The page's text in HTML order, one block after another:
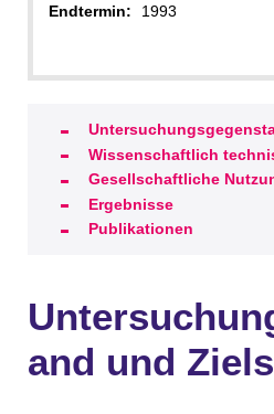
Endtermin:
1993
Wissenschaftlich
Gesellschaftliche
Ergebnisse
Publikationen
and und